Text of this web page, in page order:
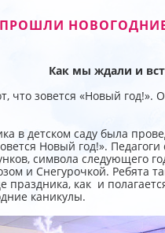
ПРОШЛИ
Как мы ждали и
что зовется «Новый год!».
детском саду была
Новый год!».
символа следующего
и Снегурочкой. Ребята
праздника, как и
каникулы.